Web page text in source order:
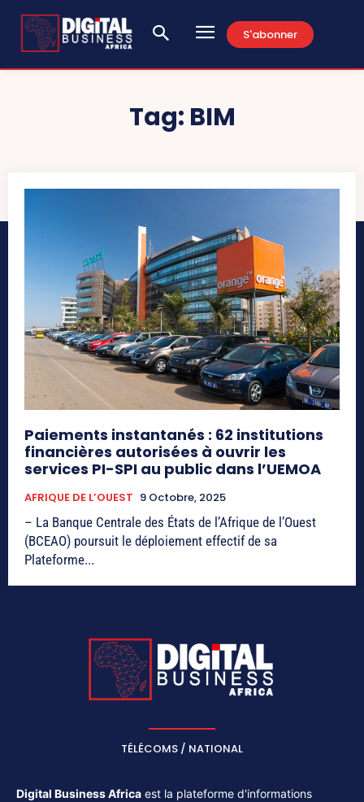
S'abonner
Tag: BIM
Paiements instantanés : 62 institutions
financières autorisées à ouvrir les
services PI-SPI au public dans l’UEMOA
AFRIQUE DE L’OUEST 9 Octobre, 2025
– La Banque Centrale des États de l’Afrique de l’Ouest
(BCEAO) poursuit le déploiement effectif de sa
Plateforme...
TÉLÉCOMS / NATIONAL
Digital Business Africa est la plateforme d'informations